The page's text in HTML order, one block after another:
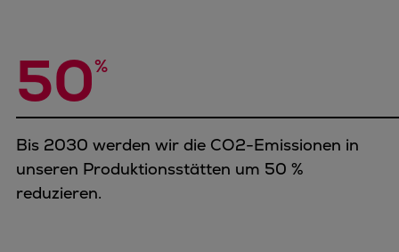
50%
Bis 2030 werden wir die CO2-Emissionen in
unseren Produktionsstätten um 50 %
reduzieren.